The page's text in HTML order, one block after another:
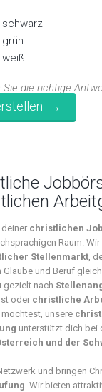
schwarz
grün
weiß
Sie die richtige
christlichen
Raum.
Stellenmarkt,
Glaube und Beruf
gezielt nach
oder christliche
unsere
unterstützt dich bei
und der
und bringen
. Wir bieten